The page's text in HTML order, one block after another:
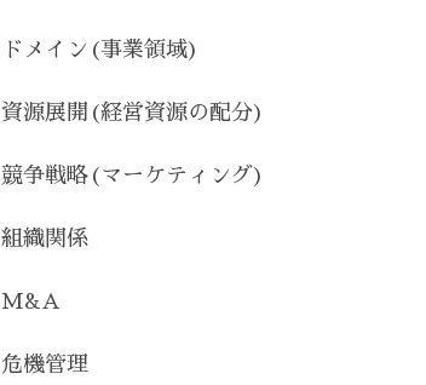
ドメイン(事業領域)
資源展開(経営資源の配分)
競争戦略(マーケティング)
組織関係
M&A
危機管理